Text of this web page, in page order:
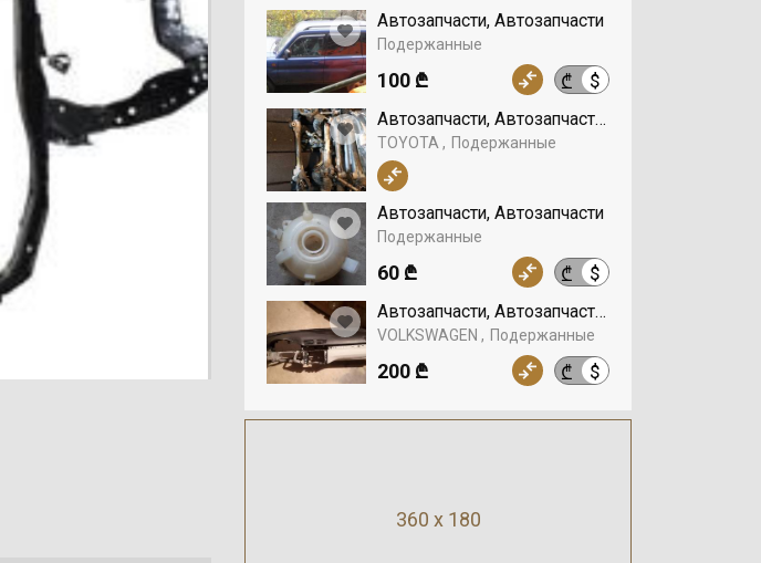
Автозапчасти, Автозапчасти
Подержанные
₾ $
100 ₾
Автозапчасти, Автозапчасти, TOYOTA
TOYOTA Подержанные
Автозапчасти, Автозапчасти
Подержанные
₾ $
60 ₾
Автозапчасти, Автозапчасти, VOLKSWAGEN
VOLKSWAGEN Подержанные
₾ $
200 ₾
360 x 180